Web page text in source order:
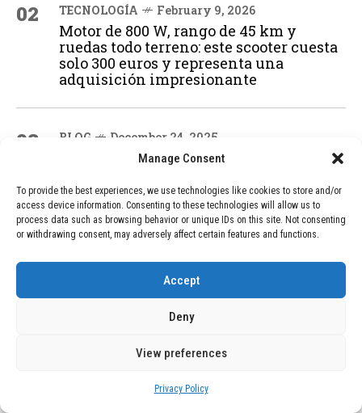
Manage Consent
To provide the best experiences, we use technologies like cookies to store and/or
access device information. Consenting to these technologies will allow us to
process data such as browsing behavior or unique IDs on this site. Not consenting
or withdrawing consent, may adversely affect certain features and functions.
Accept
Deny
View preferences
Privacy Policy
02 TECNOLOGÍA February 9, 2026
Motor de 800 W, rango de 45 km y
ruedas todo terreno: este scooter cuesta
solo 300 euros y representa una
adquisición impresionante
03 BLOG December 24, 2025
GAME se Une a la Oferta de Balizas V16
2026
de Ancianos de Pensilvania Deja al
Menos Dos Víctimas Fatales